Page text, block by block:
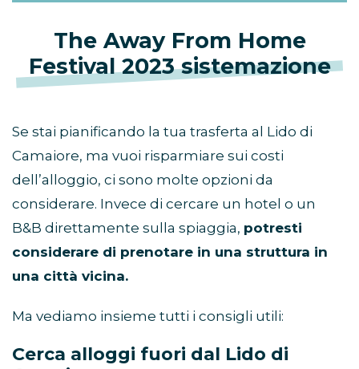
The Away From Home
Festival 2023 sistemazione
Se stai pianificando la tua trasferta al Lido di
Camaiore, ma vuoi risparmiare sui costi
dell’alloggio, ci sono molte opzioni da
considerare. Invece di cercare un hotel o un
B&B direttamente sulla spiaggia, potresti
considerare di prenotare in una struttura in
una città vicina.
Ma vediamo insieme tutti i consigli utili:
Cerca alloggi fuori dal Lido di